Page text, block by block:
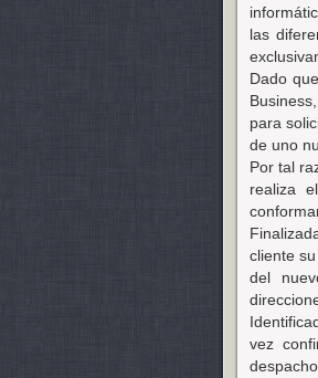
las
Dado
para
de uno
Por tal
realiza
cliente
del
vez